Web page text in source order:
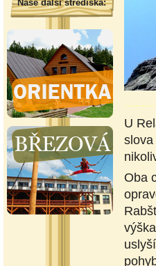
U
Oba
Naše další střediska: